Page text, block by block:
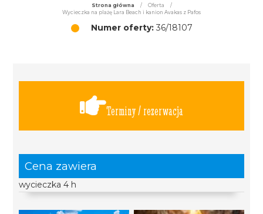
Strona główna / Oferta
/
Wycieczka na plażę Lara Beach i kanion Avakas z Pafos
Numer oferty:36/18107
Terminy / rezerwacja
Cena zawiera
wycieczka 4 h